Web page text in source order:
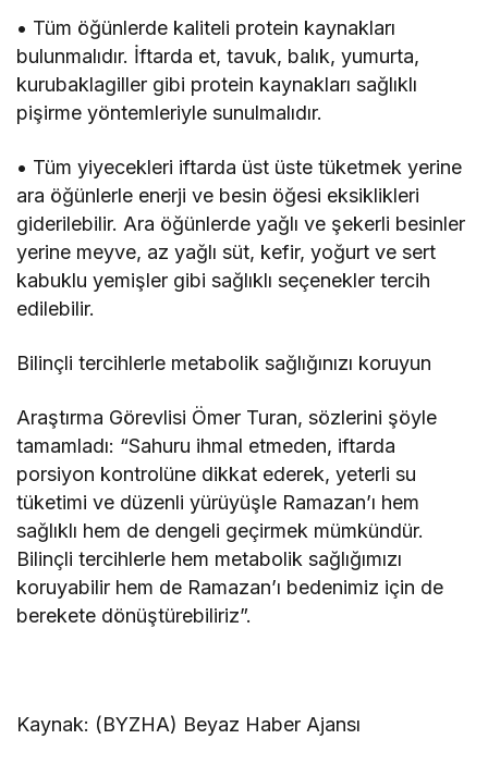
• Tüm öğünlerde kaliteli protein kaynakları
bulunmalıdır. İftarda et, tavuk, balık, yumurta,
kurubaklagiller gibi protein kaynakları sağlıklı
pişirme yöntemleriyle sunulmalıdır.
• Tüm yiyecekleri iftarda üst üste tüketmek yerine
ara öğünlerle enerji ve besin öğesi eksiklikleri
giderilebilir. Ara öğünlerde yağlı ve şekerli besinler
yerine meyve, az yağlı süt, kefir, yoğurt ve sert
kabuklu yemişler gibi sağlıklı seçenekler tercih
edilebilir.
Bilinçli tercihlerle metabolik sağlığınızı koruyun
Araştırma Görevlisi Ömer Turan, sözlerini şöyle
tamamladı: “Sahuru ihmal etmeden, iftarda
porsiyon kontrolüne dikkat ederek, yeterli su
tüketimi ve düzenli yürüyüşle Ramazan’ı hem
sağlıklı hem de dengeli geçirmek mümkündür.
Bilinçli tercihlerle hem metabolik sağlığımızı
koruyabilir hem de Ramazan’ı bedenimiz için de
berekete dönüştürebiliriz”.
Kaynak: (BYZHA) Beyaz Haber Ajansı